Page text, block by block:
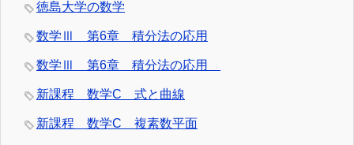
徳島大学の数学
数学Ⅲ 第6章 積分法の応用
数学Ⅲ 第6章 積分法の応用
新課程 数学C 式と曲線
新課程 数学C 複素数平面